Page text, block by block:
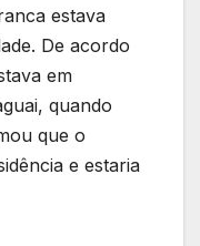
estava
De acordo
em
quando
que o
e estaria